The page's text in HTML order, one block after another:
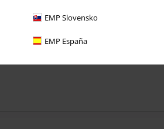
EMP Slovensko
EMP España